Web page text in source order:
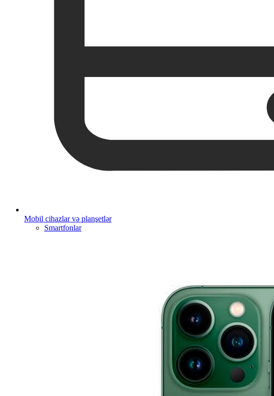
Mobil cihazlar və planşetlər
Smartfonlar